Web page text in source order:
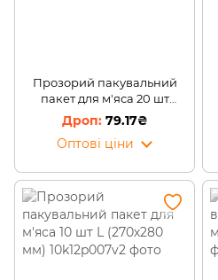
Прозорий пакувальний
пакет для м'яса 20 шт
S(165х150 мм)
79.17₴
Оптові ціни